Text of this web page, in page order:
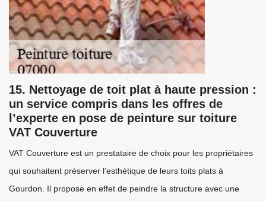
15. Nettoyage de toit plat à haute pression :
un service compris dans les offres de
l’experte en pose de peinture sur toiture
VAT Couverture
VAT Couverture est un prestataire de choix pour les propriétaires
qui souhaitent préserver l’esthétique de leurs toits plats à
Gourdon. Il propose en effet de peindre la structure avec une